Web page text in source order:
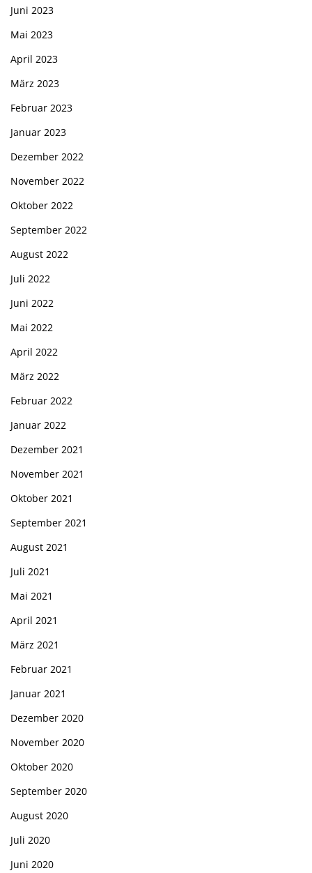
Juni 2023
Mai 2023
April 2023
März 2023
Februar 2023
Januar 2023
Dezember 2022
November 2022
Oktober 2022
September 2022
August 2022
Juli 2022
Juni 2022
Mai 2022
April 2022
März 2022
Februar 2022
Januar 2022
Dezember 2021
November 2021
Oktober 2021
September 2021
August 2021
Juli 2021
Mai 2021
April 2021
März 2021
Februar 2021
Januar 2021
Dezember 2020
November 2020
Oktober 2020
September 2020
August 2020
Juli 2020
Juni 2020